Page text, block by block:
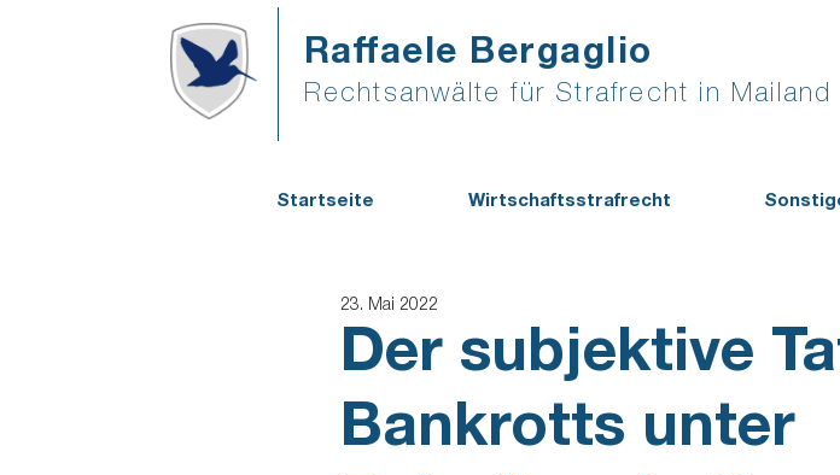
Raffaele Bergaglio
Rechtsanwälte für Strafrecht in Mailand
Startseite Wirtschaftsstrafrecht
Der subjektive
Bankrotts unter
23. Mai 2022